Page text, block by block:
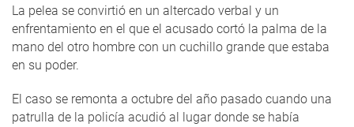
La pelea se convirtió en un altercado verbal y un
enfrentamiento en el que el acusado cortó la palma de la
mano del otro hombre con un cuchillo grande que estaba
en su poder.
El caso se remonta a octubre del año pasado cuando una
patrulla de la policía acudió al lugar donde se había